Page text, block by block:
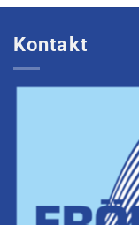
Kontakt